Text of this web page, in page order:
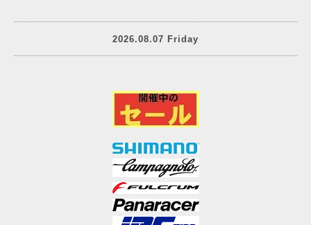
2026.08.07 Friday